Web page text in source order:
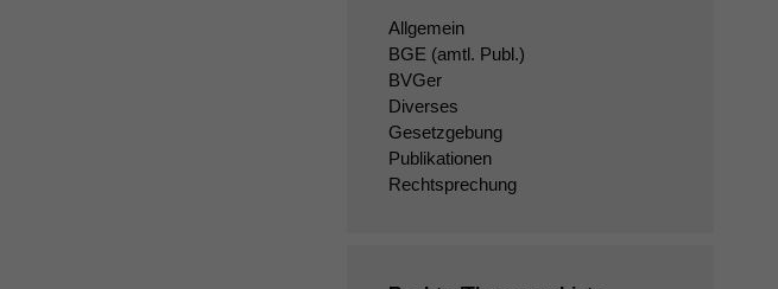
Allgemein
BGE (amtl. Publ.)
BVGer
Diverses
Gesetzgebung
Publikationen
Rechtsprechung